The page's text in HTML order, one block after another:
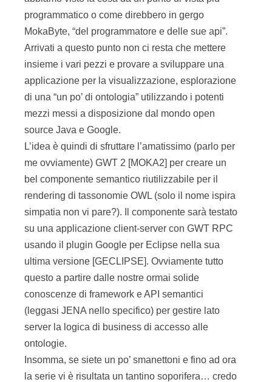
programmatico o come direbbero in gergo
MokaByte, “del programmatore e delle sue api”.
Arrivati a questo punto non ci resta che mettere
insieme i vari pezzi e provare a sviluppare una
applicazione per la visualizzazione, esplorazione
di una “un po’ di ontologia” utilizzando i potenti
mezzi messi a disposizione dal mondo open
source Java e Google.
L’idea è quindi di sfruttare l’amatissimo (parlo per
me ovviamente) GWT 2 [MOKA2] per creare un
bel componente semantico riutilizzabile per il
rendering di tassonomie OWL (solo il nome ispira
simpatia non vi pare?). Il componente sarà testato
su una applicazione client-server con GWT RPC
usando il plugin Google per Eclipse nella sua
ultima versione [GECLIPSE]. Ovviamente tutto
questo a partire dalle nostre ormai solide
conoscenze di framework e API semantici
(leggasi JENA nello specifico) per gestire lato
server la logica di business di accesso alle
ontologie.
Insomma, se siete un po’ smanettoni e fino ad ora
la serie vi è risultata un tantino soporifera… credo